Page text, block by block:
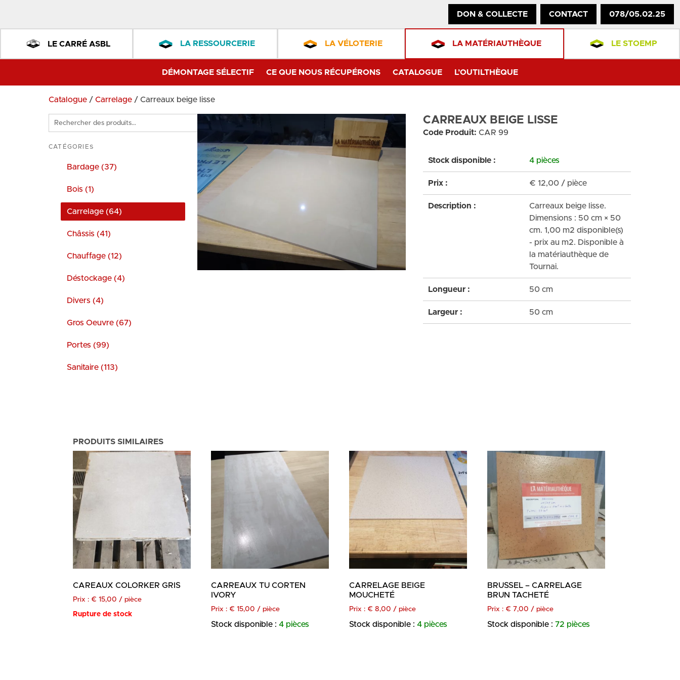
DON & COLLECTE CONTACT 078/05.02.25
LE CARRÉ ASBL LA RESSOURCERIE LA VÉLOTERIE LA MATÉRIAUTHÈQUE LE STOEMP
DÉMONTAGE SÉLECTIF CE QUE NOUS RÉCUPÉRONS CATALOGUE L’OUTILTHÈQUE
Catalogue / Carrelage / Carreaux beige lisse
Rechercher
des
produits
CATÉGORIES
Bardage (37)
Bois (1)
Carrelage (64)
Châssis (41)
Chauffage (12)
Déstockage (4)
Divers (4)
Gros Oeuvre (67)
Portes (99)
Sanitaire (113)
CARREAUX BEIGE LISSE
Code Produit:CAR 99
Stock disponible : 4 pièces
Prix : € 12,00 / pièce
Description :
Carreaux beige lisse.
Dimensions : 50 cm × 50
cm. 1,00 m2 disponible(s)
- prix au m2. Disponible à
la matériauthèque de
Tournai.
Longueur : 50 cm
Largeur : 50 cm
PRODUITS SIMILAIRES
CAREAUX COLORKER GRIS
Prix : € 15,00 / pièce
Rupture de stock
CARREAUX TU CORTEN
IVORY
Prix : € 15,00 / pièce
Stock disponible : 4 pièces
CARRELAGE BEIGE
MOUCHETÉ
Prix : € 8,00 / pièce
Stock disponible : 4 pièces
BRUSSEL – CARRELAGE
BRUN TACHETÉ
Prix : € 7,00 / pièce
Stock disponible : 72 pièces